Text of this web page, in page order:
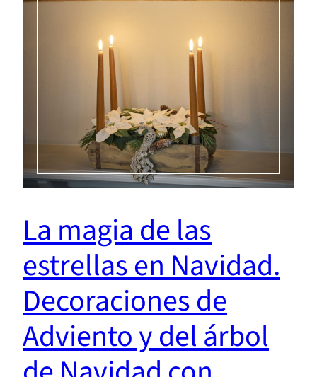
La magia de las
estrellas en Navidad.
Decoraciones de
Adviento y del árbol